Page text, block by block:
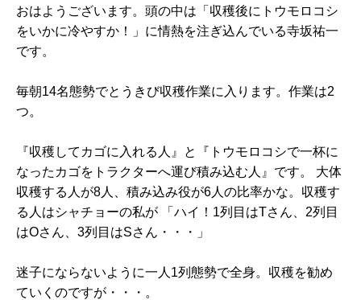
おはようございます。頭の中は「収穫後にトウモロコシ
をいかに冷やすか！」に情熱を注ぎ込んでいる寺坂祐一
です。
毎朝14名態勢でとうきび収穫作業に入ります。作業は2
つ。
『収穫してカゴに入れる人』と『トウモロコシで一杯に
なったカゴをトラクターへ運び積み込む人』です。 大体
収穫する人が8人、積み込み役が6人の比率かな。収穫す
る人はシャチョーの私が 「ハイ！1列目はTさん、2列目
はOさん、3列目はSさん・・・」
迷子にならないように一人1列態勢で全身。収穫を勧め
ていくのですが・・・。